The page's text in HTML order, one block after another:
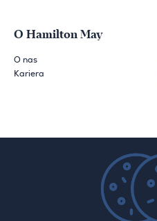
O Hamilton May
O nas
Kariera
Zapisz się do